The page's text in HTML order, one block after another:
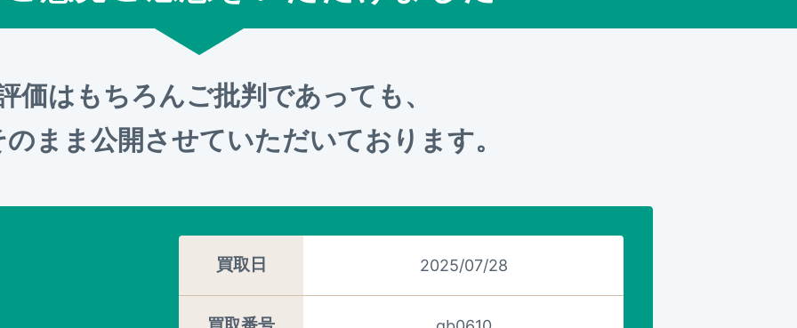
価はもちろんご批判であっても、
まま公開させていただいております。
買取日 2025/07/28